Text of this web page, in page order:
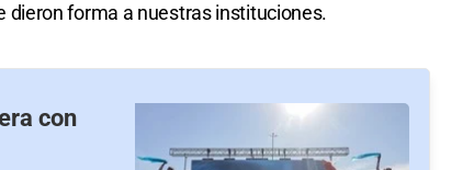
dieron forma a nuestras instituciones.
con